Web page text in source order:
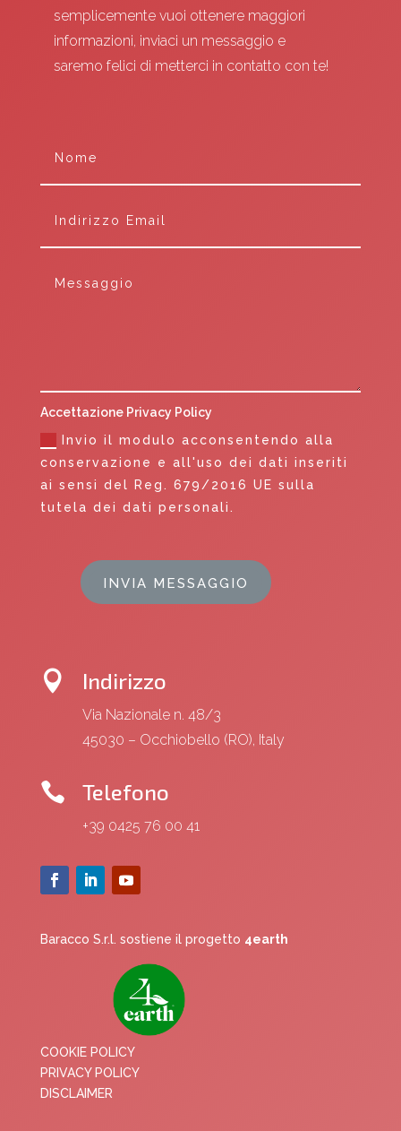
semplicemente vuoi ottenere maggiori
informazioni, inviaci un messaggio e
saremo felici di metterci in contatto con te!
Accettazione Privacy Policy
Invio il modulo acconsentendo alla
conservazione e all'uso dei dati inseriti
ai sensi del Reg. 679/2016 UE sulla
tutela dei dati personali.
INVIA MESSAGGIO
 Indirizzo
Via Nazionale n. 48/3
45030 – Occhiobello (RO), Italy
 Telefono
+39 0425 76 00 41
Baracco S.r.l. sostiene il progetto 4earth
COOKIE POLICY
PRIVACY POLICY
DISCLAIMER